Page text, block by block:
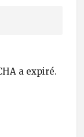
a expiré.